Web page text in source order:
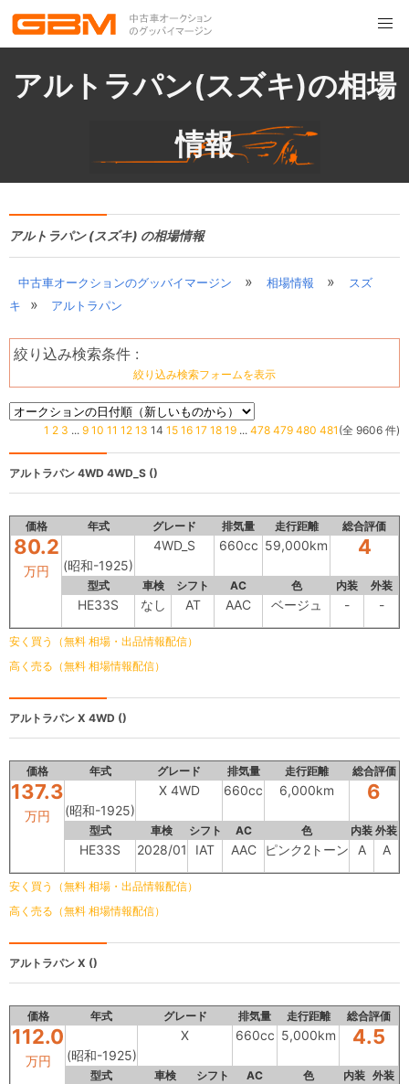
アルトラパン(スズキ)の相場
情報
アルトラパン (スズキ) の相場情報
中古車オークションのグッバイマージン » 相場情報 »
スズ
キ
» アルトラパン
絞り込み検索条件 :
絞り込み検索フォームを表示
1 2 3 ... 9 10 11 12 13 14 15 16 17 18 19 ... 478 479 480 481 (全 9606 件)
アルトラパン 4WD 4WD_S ()
価格 年式 グレード 排気量 走行距離 総合評価
80.2
万円 (昭和-1925)
4WD_S 660cc 59,000km 4
型式 車検 シフト AC 色 内装 外装
HE33S なし AT AAC ベージュ - -
安く買う（無料 相場・出品情報配信）
高く売る（無料 相場情報配信）
アルトラパン X 4WD ()
価格 年式 グレード 排気量 走行距離 総合評価
137.3
万円 (昭和-1925)
X 4WD 660cc 6,000km 6
型式 車検 シフト AC 色 内装 外装
HE33S 2028/01 IAT AAC ピンク2トーン A A
安く買う（無料 相場・出品情報配信）
高く売る（無料 相場情報配信）
アルトラパン X ()
価格 年式 グレード 排気量 走行距離 総合評価
112.0
万円 (昭和-1925)
X 660cc 5,000km 4.5
型式 車検 シフト AC 色 内装 外装